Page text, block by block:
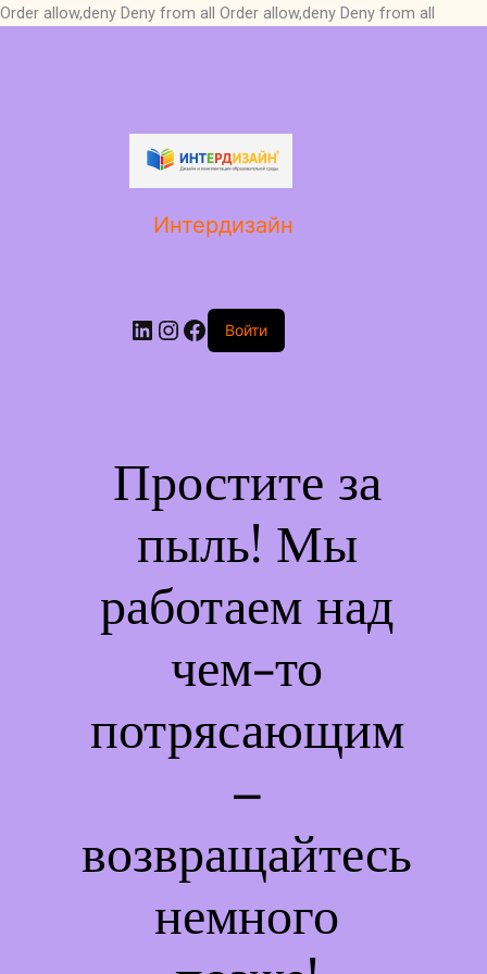
Order allow,deny Deny from all Order allow,deny Deny from all
Интердизайн
LinkedIn
Instagram
Facebook
Войти
Простите за
пыль! Мы
работаем над
чем-то
потрясающим
–
возвращайтесь
немного